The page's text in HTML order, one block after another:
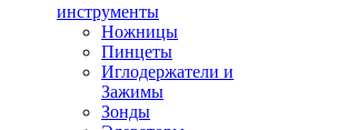
инструменты
Ножницы
Пинцеты
Иглодержатели и
Зажимы
Зонды